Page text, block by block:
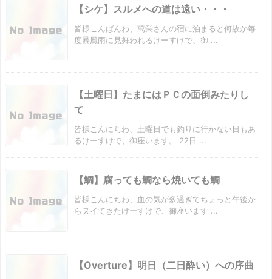
【シケ】スルメへの道は遠い・・・
皆様こんばんわ、萬栄さんの宿に泊まると何故か毎
度暴風雨に見舞われるけーすけで、御 ...
【土曜日】たまにはＰＣの面倒みたりし
て
皆様こんにちわ、土曜日でも釣りに行かない日もあ
るけーすけで、御座います。 22日 ...
【鯛】腐っても鯛なら焼いても鯛
皆様こんにちわ、血の気が多過ぎてちょっと午後か
らヌイてきたけーすけで、御座います ...
【Overture】明日（二日酔い）への序曲